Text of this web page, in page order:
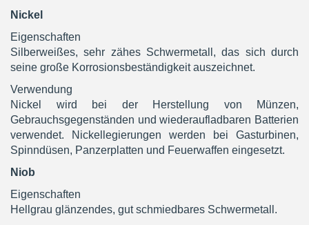
Nickel
Eigenschaften
Silberweißes, sehr zähes Schwermetall, das sich durch
seine große Korrosionsbeständigkeit auszeichnet.
Verwendung
Nickel wird bei der Herstellung von Münzen,
Gebrauchsgegenständen und wiederaufladbaren Batterien
verwendet. Nickellegierungen werden bei Gasturbinen,
Spinndüsen, Panzerplatten und Feuerwaffen eingesetzt.
Niob
Eigenschaften
Hellgrau glänzendes, gut schmiedbares Schwermetall.